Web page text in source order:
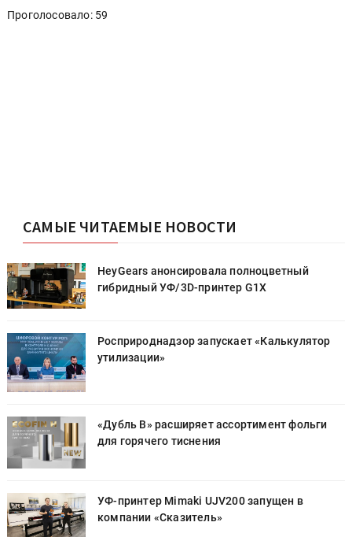
Проголосовало: 59
САМЫЕ ЧИТАЕМЫЕ НОВОСТИ
HeyGears анонсировала полноцветный
гибридный УФ/3D-принтер G1X
Росприроднадзор запускает «Калькулятор
утилизации»
«Дубль В» расширяет ассортимент фольги
для горячего тиснения
УФ-принтер Mimaki UJV200 запущен в
компании «Сказитель»